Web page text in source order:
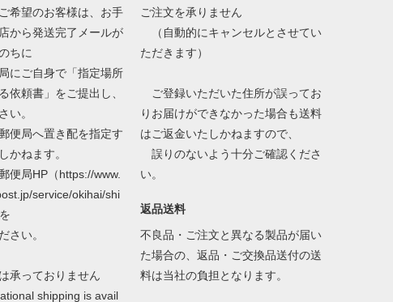
希望のお客様は、お手
から発送完了メールが
ちに
にご自身で「指定場所
依頼書」をご提出し、
い。
便局へ置き配を指定す
かねます。
便局HP（https://www.
service/okihai/shi
さい。
承っておりません
shipping is avail
ご注文を承りません
（自動的にキャンセルとさせてい
ただきます）
ご登録いただいた住所が誤ってお
りお届けができなかった場合も送料
はご返金いたしかねますので、
誤りのないよう十分ご確認くださ
い。
返品送料
不良品・ご注文と異なる製品が届い
た場合の、返品・ご交換品送付の送
料は当社の負担となります。